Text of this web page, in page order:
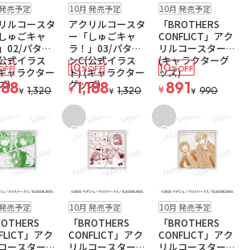
売予定
ルコースタ
ゅごキャ
02/パター
式イラス
ャラクター
)
¥ 1,320
10月 発売予定
アクリルコースタ
ー「しゅごキャ
ラ！」03/パター
ンC(公式イラス
ト) (キャラクター
グッズ)
10%OFF
¥1,188¥ 1,320
10月 発売予定
「BROTHERS
CONFLICT」アク
リルコースターC
(キャラクターグ
ッズ)
10%OFF
¥ 891¥ 990
入りに追加
うパケット
売予定
」アク
ースターB
お気に入りに追加
予約品ゆうパケット
10月 発売予定
「BROTHERS
CONFLICT」アク
リルコースターD
お気に入りに
予約品ゆうパケット
10月 発売予定
「BROTHERS
CONFLICT」アク
リルコースターE